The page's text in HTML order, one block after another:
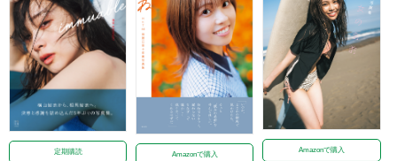
定期購読 Amazonで購入
Amazonで購入